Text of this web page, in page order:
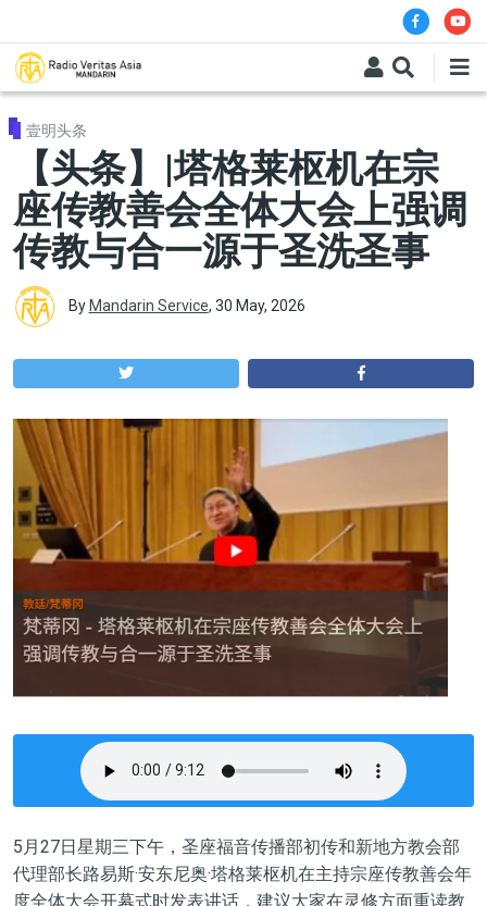
壹明头条
【头条】|塔格莱枢机在宗
座传教善会全体大会上强调
传教与合一源于圣洗圣事
By Mandarin Service, 30 May, 2026
5月27日星期三下午，圣座福音传播部初传和新地方教会部
代理部长路易斯·安东尼奥·塔格莱枢机在主持宗座传教善会年
度全体大会开幕式时发表讲话，建议大家在灵修方面重读教